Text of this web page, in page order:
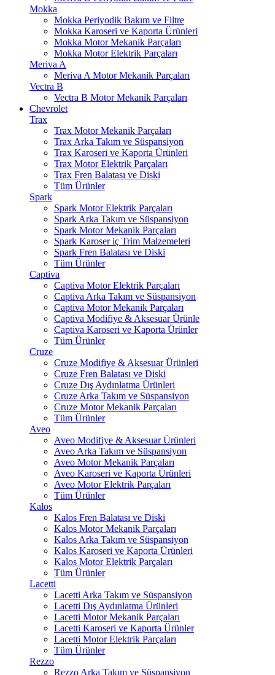
Mokka
Mokka Periyodik Bakım ve Filtre
Mokka Karoseri ve Kaporta Ürünleri
Mokka Motor Mekanik Parçaları
Mokka Motor Elektrik Parçaları
Meriva A
Meriva A Motor Mekanik Parçaları
Vectra B
Vectra B Motor Mekanik Parçaları
Chevrolet
Trax
Trax Motor Mekanik Parçaları
Trax Arka Takım ve Süspansiyon
Trax Karoseri ve Kaporta Ürünleri
Trax Motor Elektrik Parçaları
Trax Fren Balatası ve Diski
Tüm Ürünler
Spark
Spark Motor Elektrik Parçaları
Spark Arka Takım ve Süspansiyon
Spark Motor Mekanik Parçaları
Spark Karoser iç Trim Malzemeleri
Spark Fren Balatası ve Diski
Tüm Ürünler
Captiva
Captiva Motor Elektrik Parçaları
Captiva Arka Takım ve Süspansiyon
Captiva Motor Mekanik Parçaları
Captiva Modifiye & Aksesuar Ürünle
Captiva Karoseri ve Kaporta Ürünler
Tüm Ürünler
Cruze
Cruze Modifiye & Aksesuar Ürünleri
Cruze Fren Balatası ve Diski
Cruze Dış Aydınlatma Ürünleri
Cruze Arka Takım ve Süspansiyon
Cruze Motor Mekanik Parçaları
Tüm Ürünler
Aveo
Aveo Modifiye & Aksesuar Ürünleri
Aveo Arka Takım ve Süspansiyon
Aveo Motor Mekanik Parçaları
Aveo Karoseri ve Kaporta Ürünleri
Aveo Motor Elektrik Parçaları
Tüm Ürünler
Kalos
Kalos Fren Balatası ve Diski
Kalos Motor Mekanik Parçaları
Kalos Arka Takım ve Süspansiyon
Kalos Karoseri ve Kaporta Ürünleri
Kalos Motor Elektrik Parçaları
Tüm Ürünler
Lacetti
Lacetti Arka Takım ve Süspansiyon
Lacetti Dış Aydınlatma Ürünleri
Lacetti Motor Mekanik Parçaları
Lacetti Karoseri ve Kaporta Ürünler
Lacetti Motor Elektrik Parçaları
Tüm Ürünler
Rezzo
Rezzo Arka Takım ve Süspansiyon